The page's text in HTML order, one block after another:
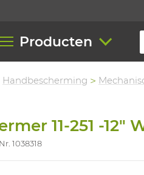
Producten
Handbescherming
11-251 -12"
1038318